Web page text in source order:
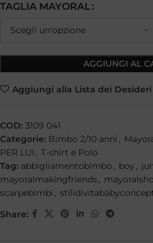
TAGLIA MAYORAL
AGGIUNGI AL
Aggiungi alla Lista dei Desideri
COD: 3109 041
Categorie: Bimbo 2/10 anni ,
PER LUI , T-shirt e Polo
Tag: abbigliamentobimbo , boy ,
mayoralmakingfriends ,
scarpebimbi ,
Share: